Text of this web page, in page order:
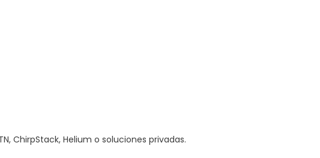
ChirpStack, Helium o soluciones privadas.